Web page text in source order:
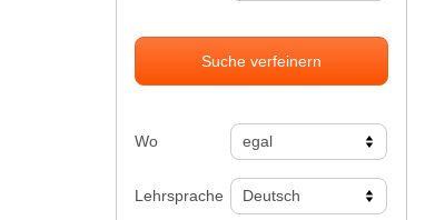
Suche verfeinern
Wo
Lehrsprache